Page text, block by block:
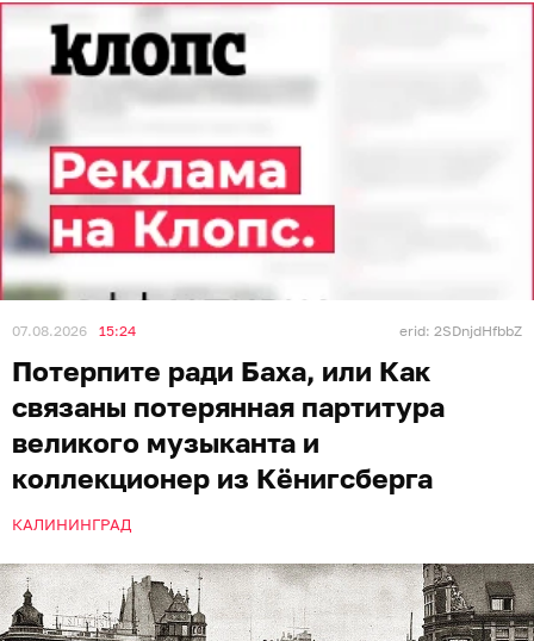
07.08.2026 15:24 erid: 2SDnjdHfbbZ
Потерпите ради Баха, или Как
связаны потерянная партитура
великого музыканта и
коллекционер из Кёнигсберга
КАЛИНИНГРАД